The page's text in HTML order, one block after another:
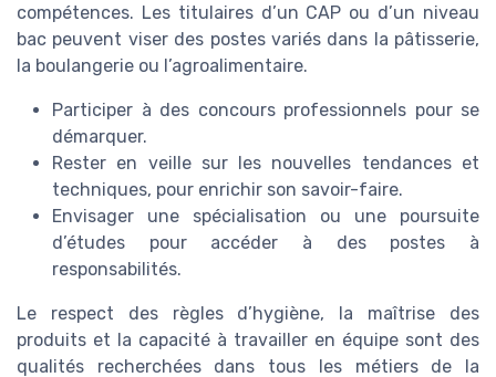
compétences. Les titulaires d’un CAP ou d’un niveau
bac peuvent viser des postes variés dans la pâtisserie,
la boulangerie ou l’agroalimentaire.
Participer à des concours professionnels pour se
démarquer.
Rester en veille sur les nouvelles tendances et
techniques, pour enrichir son savoir-faire.
Envisager une spécialisation ou une poursuite
d’études pour accéder à des postes à
responsabilités.
Le respect des règles d’hygiène, la maîtrise des
produits et la capacité à travailler en équipe sont des
qualités recherchées dans tous les métiers de la